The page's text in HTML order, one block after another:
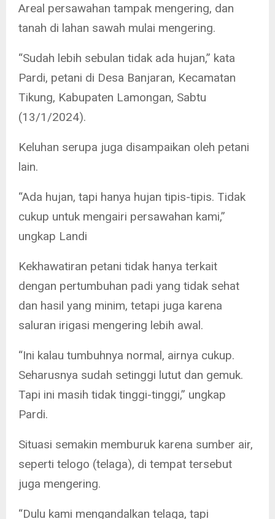
Areal persawahan tampak mengering, dan
tanah di lahan sawah mulai mengering.
“Sudah lebih sebulan tidak ada hujan,” kata
Pardi, petani di Desa Banjaran, Kecamatan
Tikung, Kabupaten Lamongan, Sabtu
(13/1/2024).
Keluhan serupa juga disampaikan oleh petani
lain.
“Ada hujan, tapi hanya hujan tipis-tipis. Tidak
cukup untuk mengairi persawahan kami,”
ungkap Landi
Kekhawatiran petani tidak hanya terkait
dengan pertumbuhan padi yang tidak sehat
dan hasil yang minim, tetapi juga karena
saluran irigasi mengering lebih awal.
“Ini kalau tumbuhnya normal, airnya cukup.
Seharusnya sudah setinggi lutut dan gemuk.
Tapi ini masih tidak tinggi-tinggi,” ungkap
Pardi.
Situasi semakin memburuk karena sumber air,
seperti telogo (telaga), di tempat tersebut
juga mengering.
“Dulu kami mengandalkan telaga, tapi